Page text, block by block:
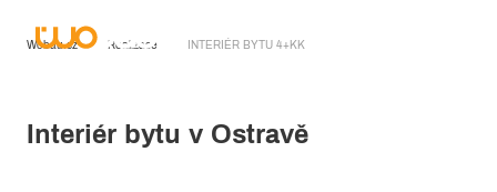
Wobau.cz Realizace INTERIÉR BYTU 4+KK
Interiér bytu v Ostravě